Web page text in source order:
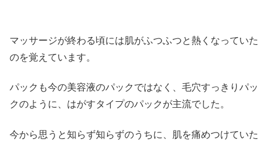
マッサージが終わる頃には肌がふつふつと熱くなっていた
のを覚えています。
パックも今の美容液のパックではなく、毛穴すっきりパッ
クのように、はがすタイプのパックが主流でした。
今から思うと知らず知らずのうちに、肌を痛めつけていた